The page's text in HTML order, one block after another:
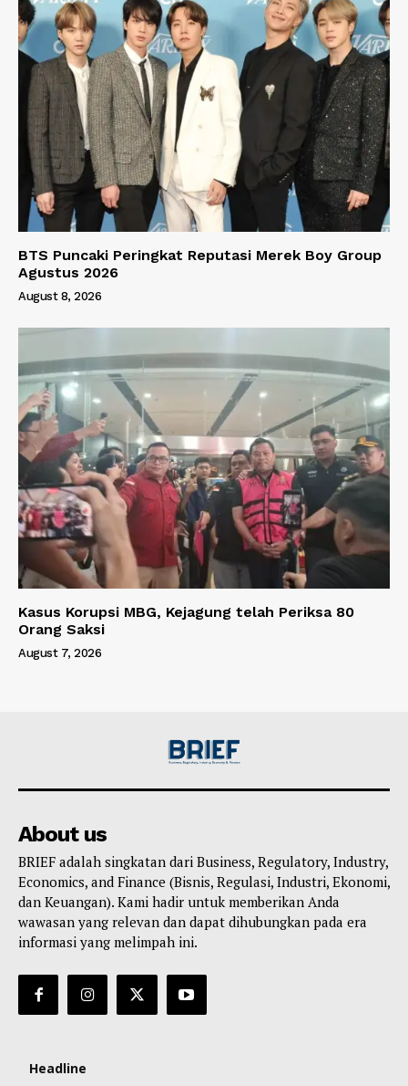
BTS Puncaki Peringkat Reputasi Merek Boy Group
Agustus 2026
August 8, 2026
Kasus Korupsi MBG, Kejagung telah Periksa 80
Orang Saksi
August 7, 2026
About us
BRIEF adalah singkatan dari Business, Regulatory, Industry,
Economics, and Finance (Bisnis, Regulasi, Industri, Ekonomi,
dan Keuangan). Kami hadir untuk memberikan Anda
wawasan yang relevan dan dapat dihubungkan pada era
informasi yang melimpah ini.
Headline